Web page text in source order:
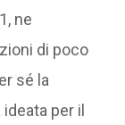
ne
di poco
sé la
per il